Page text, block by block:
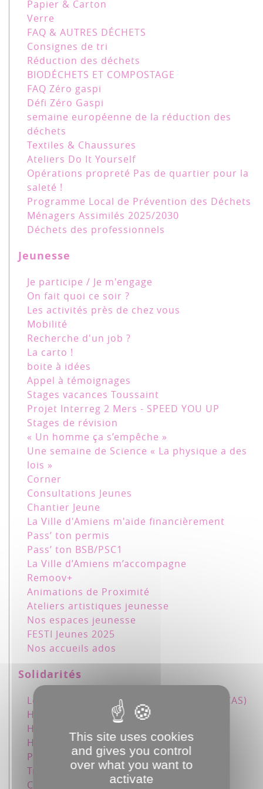
Papier & Carton
Verre
FAQ & AUTRES DÉCHETS
Consignes de tri
Réduction des déchets
BIODÉCHETS ET COMPOSTAGE
FAQ Zéro gaspi
Défi Zéro Gaspi
semaine européenne de la réduction des
déchets
Textiles & Chaussures
Ateliers Do It Yourself
Opérations propreté Pas de quartier pour la
saleté !
Programme Local de Prévention des Déchets
Ménagers Assimilés 2025/2030
Déchets des professionnels
Jeunesse
Je participe / Je m'engage
On fait quoi ce soir ?
Les activités près de chez vous
Mobilité
Recherche d'un job ?
La carto !
boite à idées
Appel à témoignages
Stages vacances Toussaint
Projet Interreg 2 Mers - SPEED YOU UP
Stages de révision
« Un homme ça s’empêche »
Une semaine de Science « La physique a des
lois »
Corner
Consultations Jeunes
Chantier Jeune
La Ville d'Amiens m'aide financièrement
Pass’ ton permis
Pass’ ton BSB/PSC1
La Ville d’Amiens m’accompagne
Remoov+
Animations de Proximité
Ateliers artistiques jeunesse
Nos espaces jeunesse
FESTI Jeunes 2025
Nos accueils ados
Solidarités
Le Centre Communal d’Action Sociale (CCAS)
Handicap & accessibilité
Hébergement
Hygiène & Santé publique
Plan grand froid
Trophées Saint-Martin 2025
Canicule : Restez au frais à Amiens
This site uses cookies
and gives you control
over what you want to
activate